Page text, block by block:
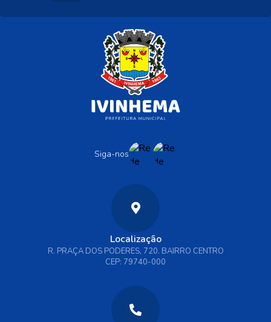
Siga-nos
Localização
R. PRAÇA DOS PODERES, 720. BAIRRO CENTRO
CEP: 79740-000